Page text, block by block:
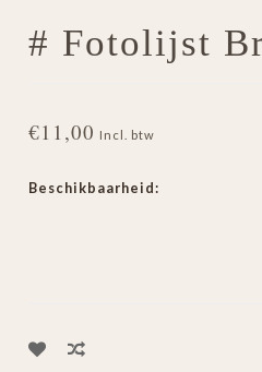
# Fotolijst
€11,00 Incl. btw
Beschikbaarheid: